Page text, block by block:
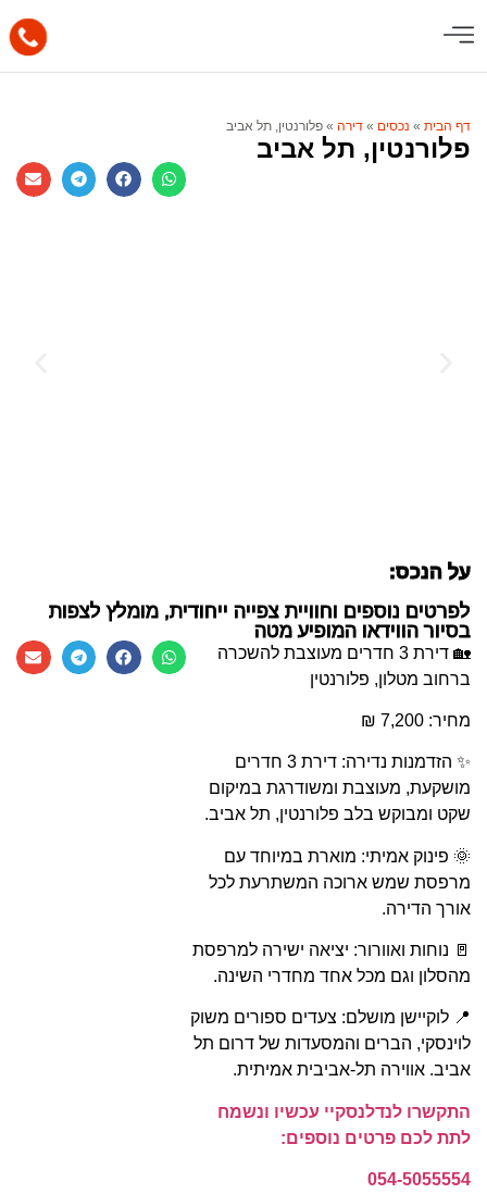
דף הבית » נכסים » דירה » פלורנטין, תל אביב
פלורנטין, תל אביב
על הנכס:
לפרטים נוספים וחוויית צפייה ייחודית, מומלץ לצפות
בסיור הווידאו המופיע מטה
🏡 דירת 3 חדרים מעוצבת להשכרה
ברחוב מטלון, פלורנטין
מחיר: 7,200 ₪
✨ הזדמנות נדירה: דירת 3 חדרים
מושקעת, מעוצבת ומשודרגת במיקום
שקט ומבוקש בלב פלורנטין, תל אביב.
🌞 פינוק אמיתי: מוארת במיוחד עם
מרפסת שמש ארוכה המשתרעת לכל
אורך הדירה.
🚪 נוחות ואוורור: יציאה ישירה למרפסת
מהסלון וגם מכל אחד מחדרי השינה.
📍 לוקיישן מושלם: צעדים ספורים משוק
לוינסקי, הברים והמסעדות של דרום תל
אביב. אווירה תל-אביבית אמיתית.
התקשרו לנדלנסקיי עכשיו ונשמח
לתת לכם פרטים נוספים:
054-5055554